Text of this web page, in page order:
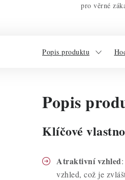
pro věrné
Popis produktu
Popis
Klíčové
Atraktivní vzhled
vzhled, což je